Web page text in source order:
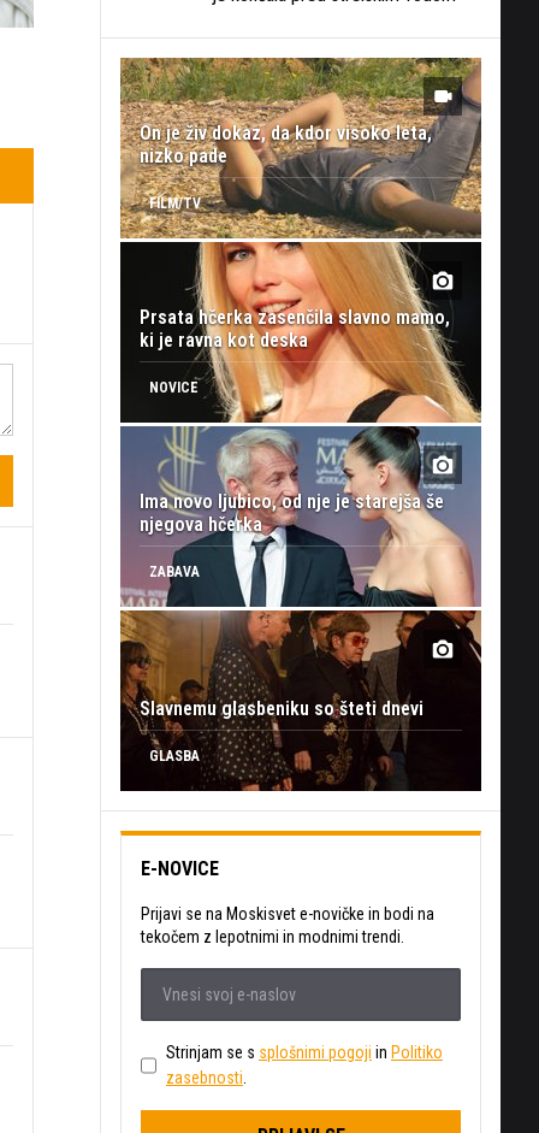
On je živ dokaz, da kdor visoko leta,
nizko pade
FILM/TV
Prsata hčerka zasenčila slavno mamo,
ki je ravna kot deska
NOVICE
Ima novo ljubico, od nje je starejša še
njegova hčerka
ZABAVA
Slavnemu glasbeniku so šteti dnevi
GLASBA
E-NOVICE
Prijavi se na Moskisvet e-novičke in bodi na
tekočem z lepotnimi in modnimi trendi.
Strinjam se s splošnimi pogoji in Politiko
zasebnosti